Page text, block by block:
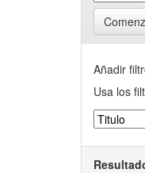
Añadir
Usa los